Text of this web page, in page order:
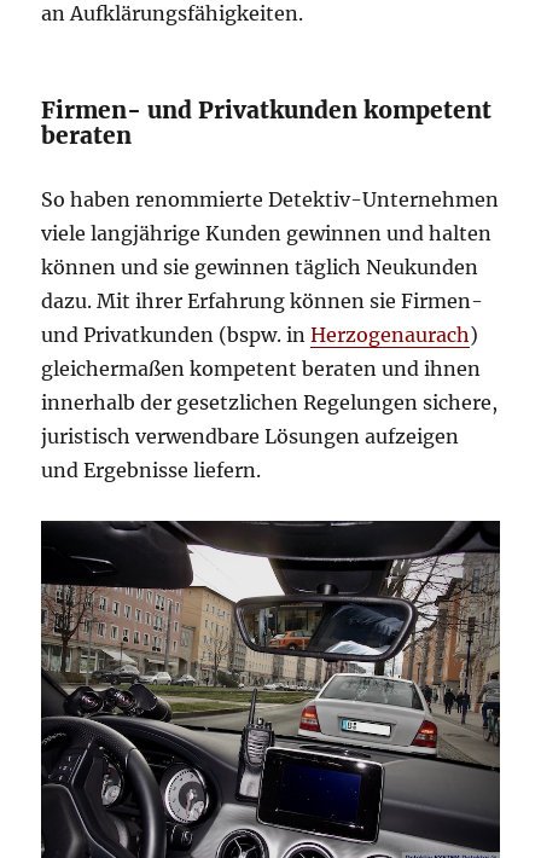
an Aufklärungsfähigkeiten.
Firmen- und Privatkunden kompetent
beraten
So haben renommierte Detektiv-Unternehmen
viele langjährige Kunden gewinnen und halten
können und sie gewinnen täglich Neukunden
dazu. Mit ihrer Erfahrung können sie Firmen-
und Privatkunden (bspw. inHerzogenaurach)
gleichermaßen kompetent beraten und ihnen
innerhalb der gesetzlichen Regelungen sichere,
juristisch verwendbare Lösungen aufzeigen
und Ergebnisse liefern.